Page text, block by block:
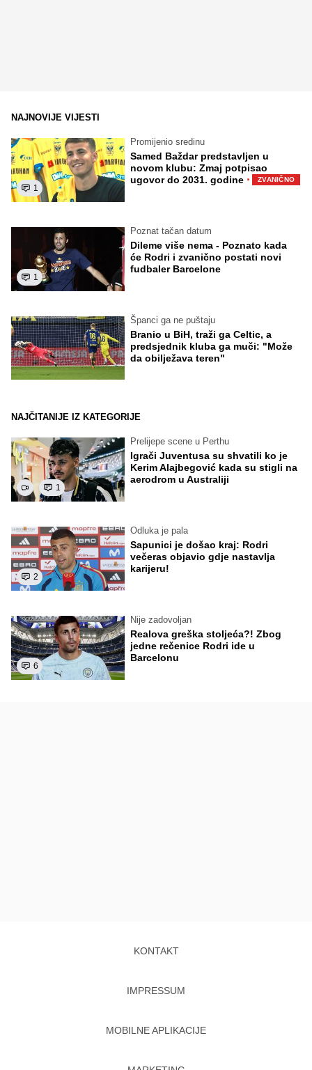
NAJNOVIJE VIJESTI
1
Promijenio sredinu
Samed Baždar predstavljen u
novom klubu: Zmaj potpisao
ugovor do 2031. godine · ZVANIČNO
1
Poznat tačan datum
Dileme više nema - Poznato kada
će Rodri i zvanično postati novi
fudbaler Barcelone
Španci ga ne puštaju
Branio u BiH, traži ga Celtic, a
predsjednik kluba ga muči: "Može
da obilježava teren"
NAJČITANIJE IZ KATEGORIJE
1
Prelijepe scene u Perthu
Igrači Juventusa su shvatili ko je
Kerim Alajbegović kada su stigli na
aerodrom u Australiji
2
Odluka je pala
Sapunici je došao kraj: Rodri
večeras objavio gdje nastavlja
karijeru!
6
Nije zadovoljan
Realova greška stoljeća?! Zbog
jedne rečenice Rodri ide u
Barcelonu
KONTAKT
IMPRESSUM
MOBILNE APLIKACIJE